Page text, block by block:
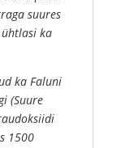
suures
ka
ka Faluni
(Suure
1500